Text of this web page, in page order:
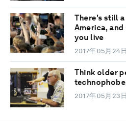
There's still
America,
you live
2017年05月24日
Think older
2017年05月23日